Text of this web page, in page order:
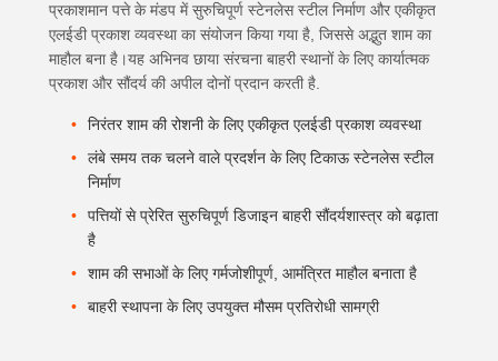
प्रकाशमान पत्ते के मंडप में सुरुचिपूर्ण स्टेनलेस स्टील निर्माण और एकीकृत
एलईडी प्रकाश व्यवस्था का संयोजन किया गया है, जिससे अद्भुत शाम का
माहौल बना है।यह अभिनव छाया संरचना बाहरी स्थानों के लिए कार्यात्मक
प्रकाश और सौंदर्य की अपील दोनों प्रदान करती है.
निरंतर शाम की रोशनी के लिए एकीकृत एलईडी प्रकाश व्यवस्था
लंबे समय तक चलने वाले प्रदर्शन के लिए टिकाऊ स्टेनलेस स्टील
निर्माण
पत्तियों से प्रेरित सुरुचिपूर्ण डिजाइन बाहरी सौंदर्यशास्त्र को बढ़ाता
है
शाम की सभाओं के लिए गर्मजोशीपूर्ण, आमंत्रित माहौल बनाता है
बाहरी स्थापना के लिए उपयुक्त मौसम प्रतिरोधी सामग्री